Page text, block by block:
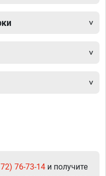
76-73-14 и получите